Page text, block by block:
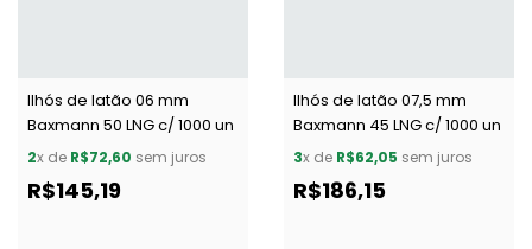
Ilhós de latão 06 mm
Baxmann 50 LNG c/ 1000 un
2x de R$72,60 sem juros
R$145,19
Ilhós de latão 07,5 mm
Baxmann 45 LNG c/ 1000 un
3x de R$62,05 sem juros
R$186,15